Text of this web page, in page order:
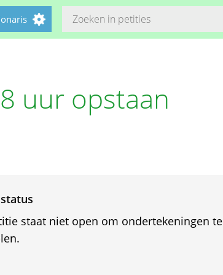
uur opstaan
staat niet open om ondertekeningen te